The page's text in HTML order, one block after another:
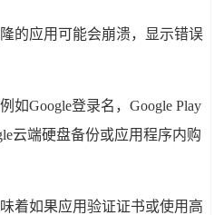
的应用可能会崩溃，显示错误
如Google登录名，Google Play
云端硬盘备份或应用程序内购
着如果应用验证证书或使用高